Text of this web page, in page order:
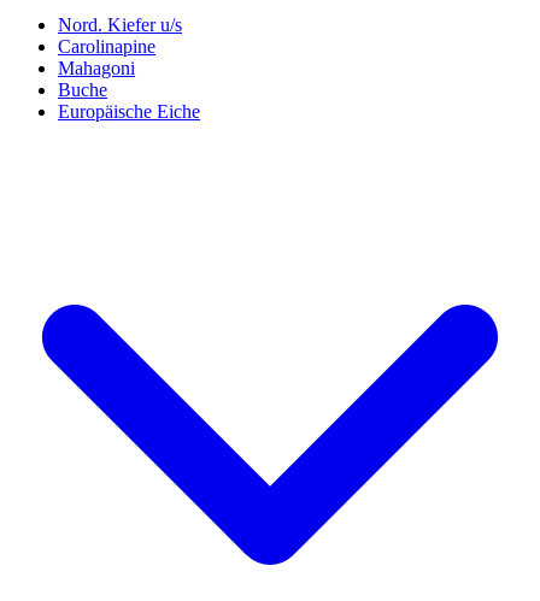
Nord. Kiefer u/s
Carolinapine
Mahagoni
Buche
Europäische Eiche